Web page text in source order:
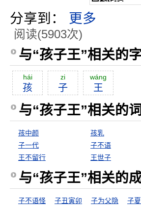
分享到： 更多
阅读(5903次)
与“孩子王”相关的
hái
孩
zi
子
wáng
王
与“孩子王”相关的
孩中颜 孩乳
子一代
子不语
王不留行
王世子
与“孩子王”相关的
子不语怪 子丑寅卯 子为父隐 子